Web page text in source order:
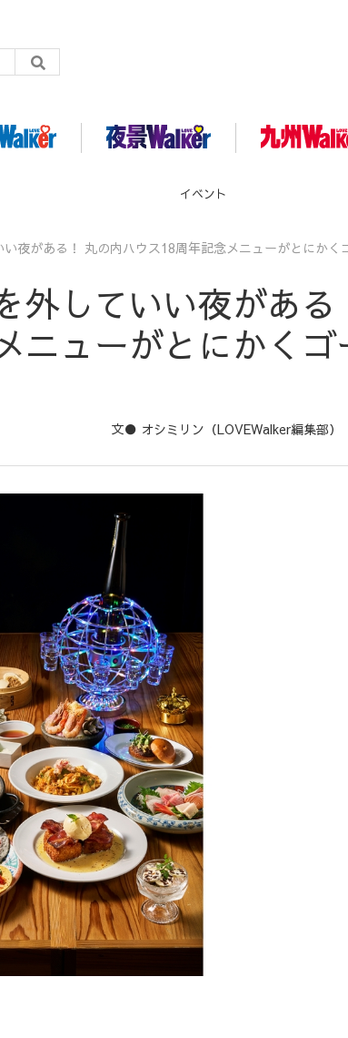
夜がある！ 丸の内ハウス18周年記念メニューがとにかく
外していい夜がある
ニューがとにかくゴ
文● オシミリン（LOVEWalker編集部）